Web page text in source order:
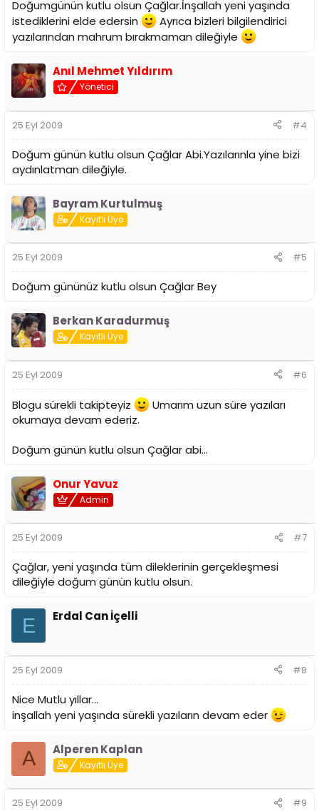
Doğumgünün kutlu olsun Çağlar.İnşallah yeni yaşında
istediklerini elde edersin
Ayrıca bizleri bilgilendirici
yazılarından mahrum bırakmaman dileğiyle
Anıl Mehmet Yıldırım
Yönetici
25 Eyl 2009 #4
Doğum günün kutlu olsun Çağlar Abi.Yazılarınla yine bizi
aydınlatman dileğiyle.
Bayram Kurtulmuş
Kayıtlı Üye
25 Eyl 2009 #5
Doğum gününüz kutlu olsun Çağlar Bey
Berkan Karadurmuş
Kayıtlı Üye
25 Eyl 2009 #6
Blogu sürekli takipteyiz
Umarım uzun süre yazıları
okumaya devam ederiz.
Doğum günün kutlu olsun Çağlar abi...
Onur Yavuz
Admin
25 Eyl 2009 #7
Çağlar, yeni yaşında tüm dileklerinin gerçekleşmesi
dileğiyle doğum günün kutlu olsun.
E Erdal Can İçelli
25 Eyl 2009 #8
Nice Mutlu yıllar...
inşallah yeni yaşında sürekli yazıların devam eder
A Alperen Kaplan
Kayıtlı Üye
25 Eyl 2009 #9